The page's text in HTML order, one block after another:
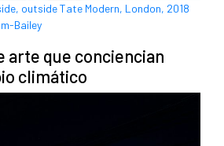
outside Tate Modern, London, 2018
Bailey
arte que conciencian
climático